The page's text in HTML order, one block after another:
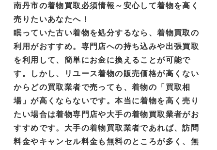
南丹市の着物買取必須情報～安心して着物を高く
売りたいあなたへ！
眠っていた古い着物を処分するなら、着物買取の
利用がおすすめ。専門店への持ち込みや出張買取
を利用して、簡単にお金に換えることが可能で
す。しかし、リユース着物の販売価格が高くない
からどの買取業者で売っても、着物の「買取相
場」が高くならないです。本当に着物を高く売り
たい場合は着物専門店や大手の着物買取業者がお
すすめです。大手の着物買取業者であれば、訪問
料金やキャンセル料金も無料のところが多く、 無